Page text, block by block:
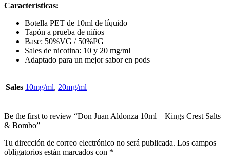
Características:
Botella PET de 10ml de líquido
Tapón a prueba de niños
Base: 50%VG / 50%PG
Sales de nicotina: 10 y 20 mg/ml
Adaptado para un mejor sabor en pods
Sales 10mg/ml, 20mg/ml
Be the first to review “Don Juan Aldonza 10ml – Kings Crest Salts
& Bombo”
Tu dirección de correo electrónico no será publicada. Los campos
obligatorios están marcados con *